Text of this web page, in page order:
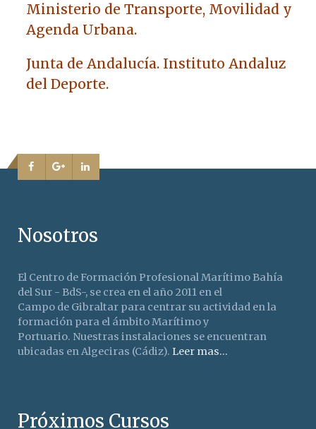
Ministerio de Transporte, Movilidad y
Agenda Urbana.
Junta de Andalucía. Instituto Andaluz
del Deporte.
Nosotros
El Centro de Formación Profesional Marítimo Bahía
del Sur - BdS-, se crea en el año 2011 en el
Campo de Gibraltar para centrar su actividad en la
formación para el ámbito Marítimo y
Portuario. Nuestras instalaciones se encuentran
ubicadas en Algeciras (Cádiz). Leer mas...
Próximos Cursos